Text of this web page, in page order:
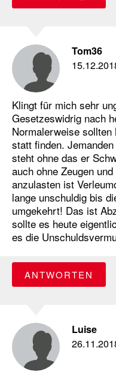
Tom36
Klingt für mich sehr
Gesetzeswidrig nach
Normalerweise sollten
statt finden.
steht ohne das er
auch ohne Zeugen
anzulasten ist
lange unschuldig bis
umgekehrt! Das ist
sollte es heute
es die
ANTWORTEN
Luise